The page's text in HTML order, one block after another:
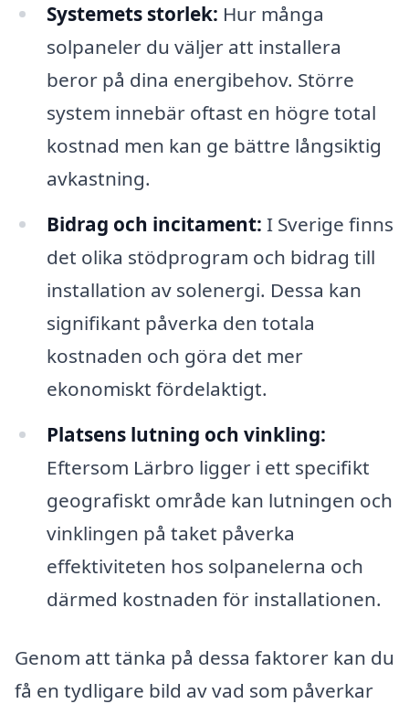
Systemets storlek: Hur många
solpaneler du väljer att installera
beror på dina energibehov. Större
system innebär oftast en högre total
kostnad men kan ge bättre långsiktig
avkastning.
Bidrag och incitament: I Sverige finns
det olika stödprogram och bidrag till
installation av solenergi. Dessa kan
signifikant påverka den totala
kostnaden och göra det mer
ekonomiskt fördelaktigt.
Platsens lutning och vinkling:
Eftersom Lärbro ligger i ett specifikt
geografiskt område kan lutningen och
vinklingen på taket påverka
effektiviteten hos solpanelerna och
därmed kostnaden för installationen.
Genom att tänka på dessa faktorer kan du
få en tydligare bild av vad som påverkar